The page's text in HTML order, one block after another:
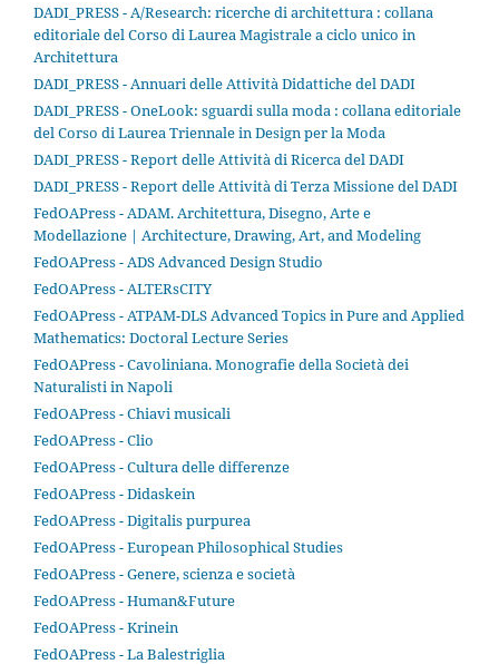
DADI_PRESS - A/Research: ricerche di architettura : collana
editoriale del Corso di Laurea Magistrale a ciclo unico in
Architettura
DADI_PRESS - Annuari delle Attività Didattiche del DADI
DADI_PRESS - OneLook: sguardi sulla moda : collana editoriale
del Corso di Laurea Triennale in Design per la Moda
DADI_PRESS - Report delle Attività di Ricerca del DADI
DADI_PRESS - Report delle Attività di Terza Missione del DADI
FedOAPress - ADAM. Architettura, Disegno, Arte e
Modellazione | Architecture, Drawing, Art, and Modeling
FedOAPress - ADS Advanced Design Studio
FedOAPress - ALTERsCITY
FedOAPress - ATPAM-DLS Advanced Topics in Pure and Applied
Mathematics: Doctoral Lecture Series
FedOAPress - Cavoliniana. Monografie della Società dei
Naturalisti in Napoli
FedOAPress - Chiavi musicali
FedOAPress - Clio
FedOAPress - Cultura delle differenze
FedOAPress - Didaskein
FedOAPress - Digitalis purpurea
FedOAPress - European Philosophical Studies
FedOAPress - Genere, scienza e società
FedOAPress - Human&Future
FedOAPress - Krinein
FedOAPress - La Balestriglia